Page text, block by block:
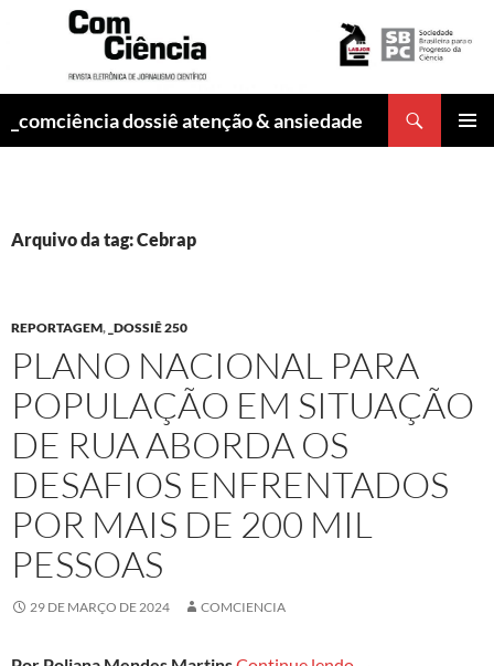
_comciência dossiê atenção & ansiedade
Arquivo da tag: Cebrap
REPORTAGEM, _DOSSIÊ 250
PLANO NACIONAL PARA
POPULAÇÃO EM SITUAÇÃO
DE RUA ABORDA OS
DESAFIOS ENFRENTADOS
POR MAIS DE 200 MIL
PESSOAS
29 DE MARÇO DE 2024 COMCIENCIA